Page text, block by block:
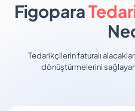
Figopara
Tedarikçilerin faturalı
dönüştürmelerini